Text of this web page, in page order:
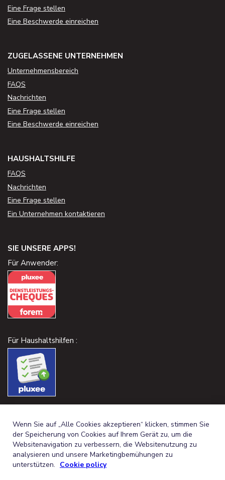
Eine Frage stellen
Eine Beschwerde einreichen
ZUGELASSENE UNTERNEHMEN
Unternehmensbereich
FAQS
Nachrichten
Eine Frage stellen
Eine Beschwerde einreichen
HAUSHALTSHILFE
FAQS
Nachrichten
Eine Frage stellen
Ein Unternehmen kontaktieren
SIE UNSERE APPS!
Für Anwender:
Für Haushaltshilfen :
Wenn Sie auf „Alle Cookies akzeptieren“ klicken, stimmen Sie
der Speicherung von Cookies auf Ihrem Gerät zu, um die
Websitenavigation zu verbessern, die Websitenutzung zu
analysieren und unsere Marketingbemühungen zu
unterstützen. Cookie policy